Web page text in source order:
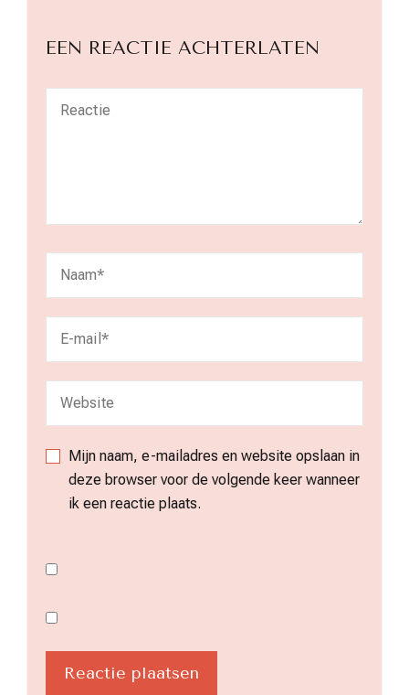
EEN REACTIE ACHTERLATEN
Mijn naam, e-mailadres en website opslaan in
deze browser voor de volgende keer wanneer
ik een reactie plaats.